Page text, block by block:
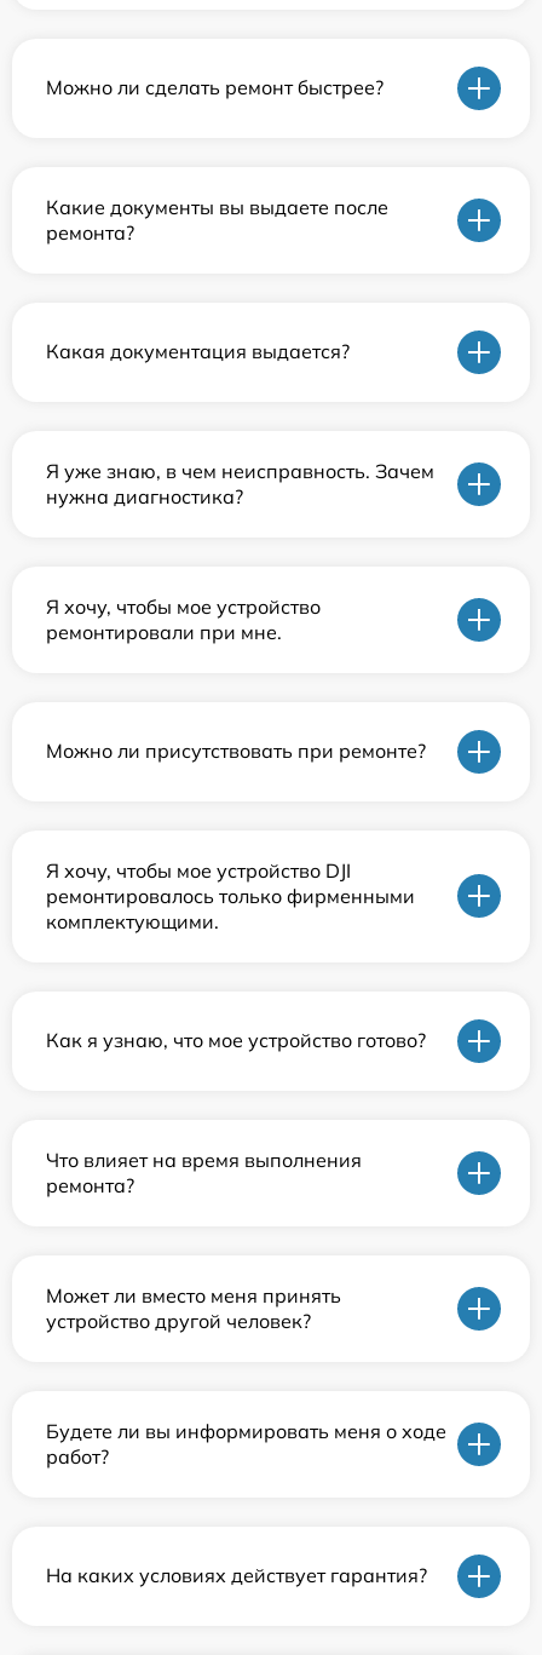
Можно ли сделать ремонт быстрее?
Какие документы вы выдаете после
ремонта?
Какая документация выдается?
Я уже знаю, в чем неисправность. Зачем
нужна диагностика?
Я хочу, чтобы мое устройство
ремонтировали при мне.
Можно ли присутствовать при ремонте?
Я хочу, чтобы мое устройство DJI
ремонтировалось только фирменными
комплектующими.
Как я узнаю, что мое устройство готово?
Что влияет на время выполнения
ремонта?
Может ли вместо меня принять
устройство другой человек?
Будете ли вы информировать меня о ходе
работ?
На каких условиях действует гарантия?